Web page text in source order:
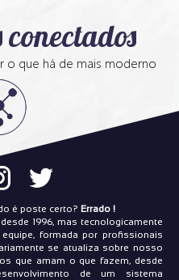
conectados
o que há de mais moderno
é poste certo? Errado !
1996, mas tecnologicamente
formada por profissionais
se atualiza sobre nosso
que amam o que fazem, desde
de um sistema